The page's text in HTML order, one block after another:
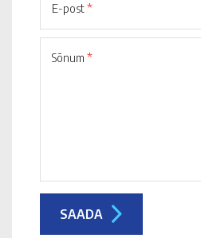
E-post*
Sõnum *